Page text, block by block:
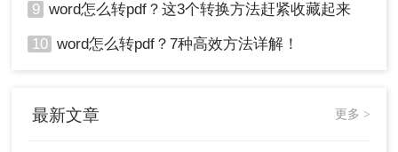
方法二：使用虚拟打印机——Microsoft Print
to PDF
相当于把Word视为印刷品输出。这种方法不依赖
9 word怎么转pdf？这3个转换方法赶紧收藏起来
10 word怎么转pdf？7种高效方法详解！
最新文章 更多 >